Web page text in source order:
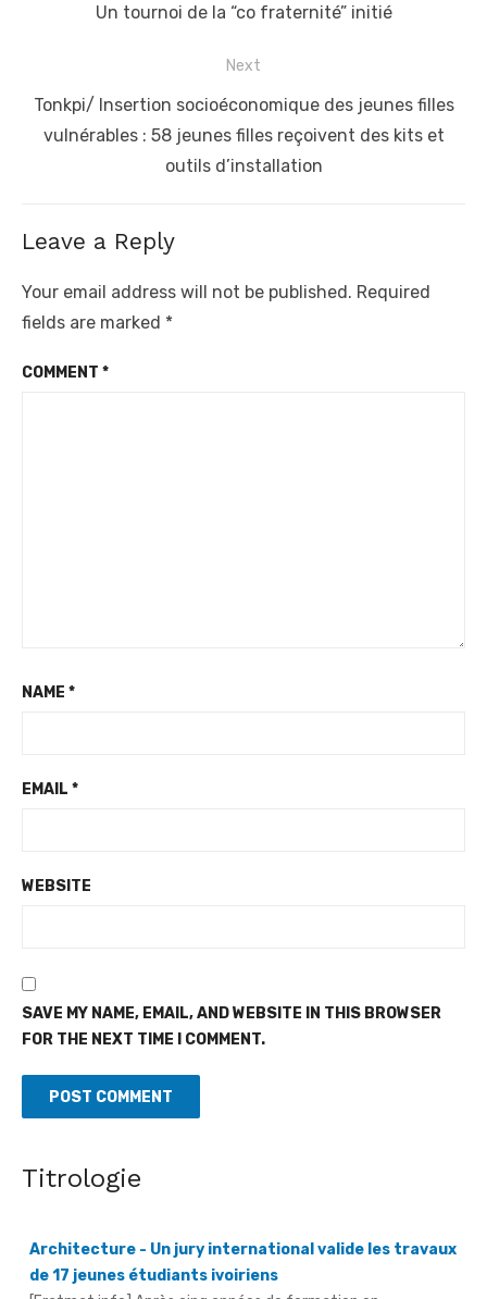
Un tournoi de la “co fraternité” initié
Next
Next
post:
Tonkpi/ Insertion socioéconomique des jeunes filles
vulnérables : 58 jeunes filles reçoivent des kits et
outils d’installation
Leave a Reply
Your email address will not be published. Required
fields are marked *
COMMENT *
NAME *
EMAIL *
WEBSITE
SAVE MY NAME, EMAIL, AND WEBSITE IN THIS BROWSER
FOR THE NEXT TIME I COMMENT.
Titrologie
[Fratmat.info] Après cinq années de formation en
architecture, une vingtaine d'étudiants de l'École